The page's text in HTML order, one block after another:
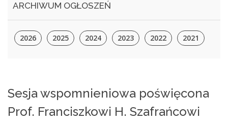
ARCHIWUM OGŁOSZEŃ
2026 2025 2024 2023 2022 2021
Sesja wspomnieniowa poświęcona
Prof. Franciszkowi H. Szafrańcowi